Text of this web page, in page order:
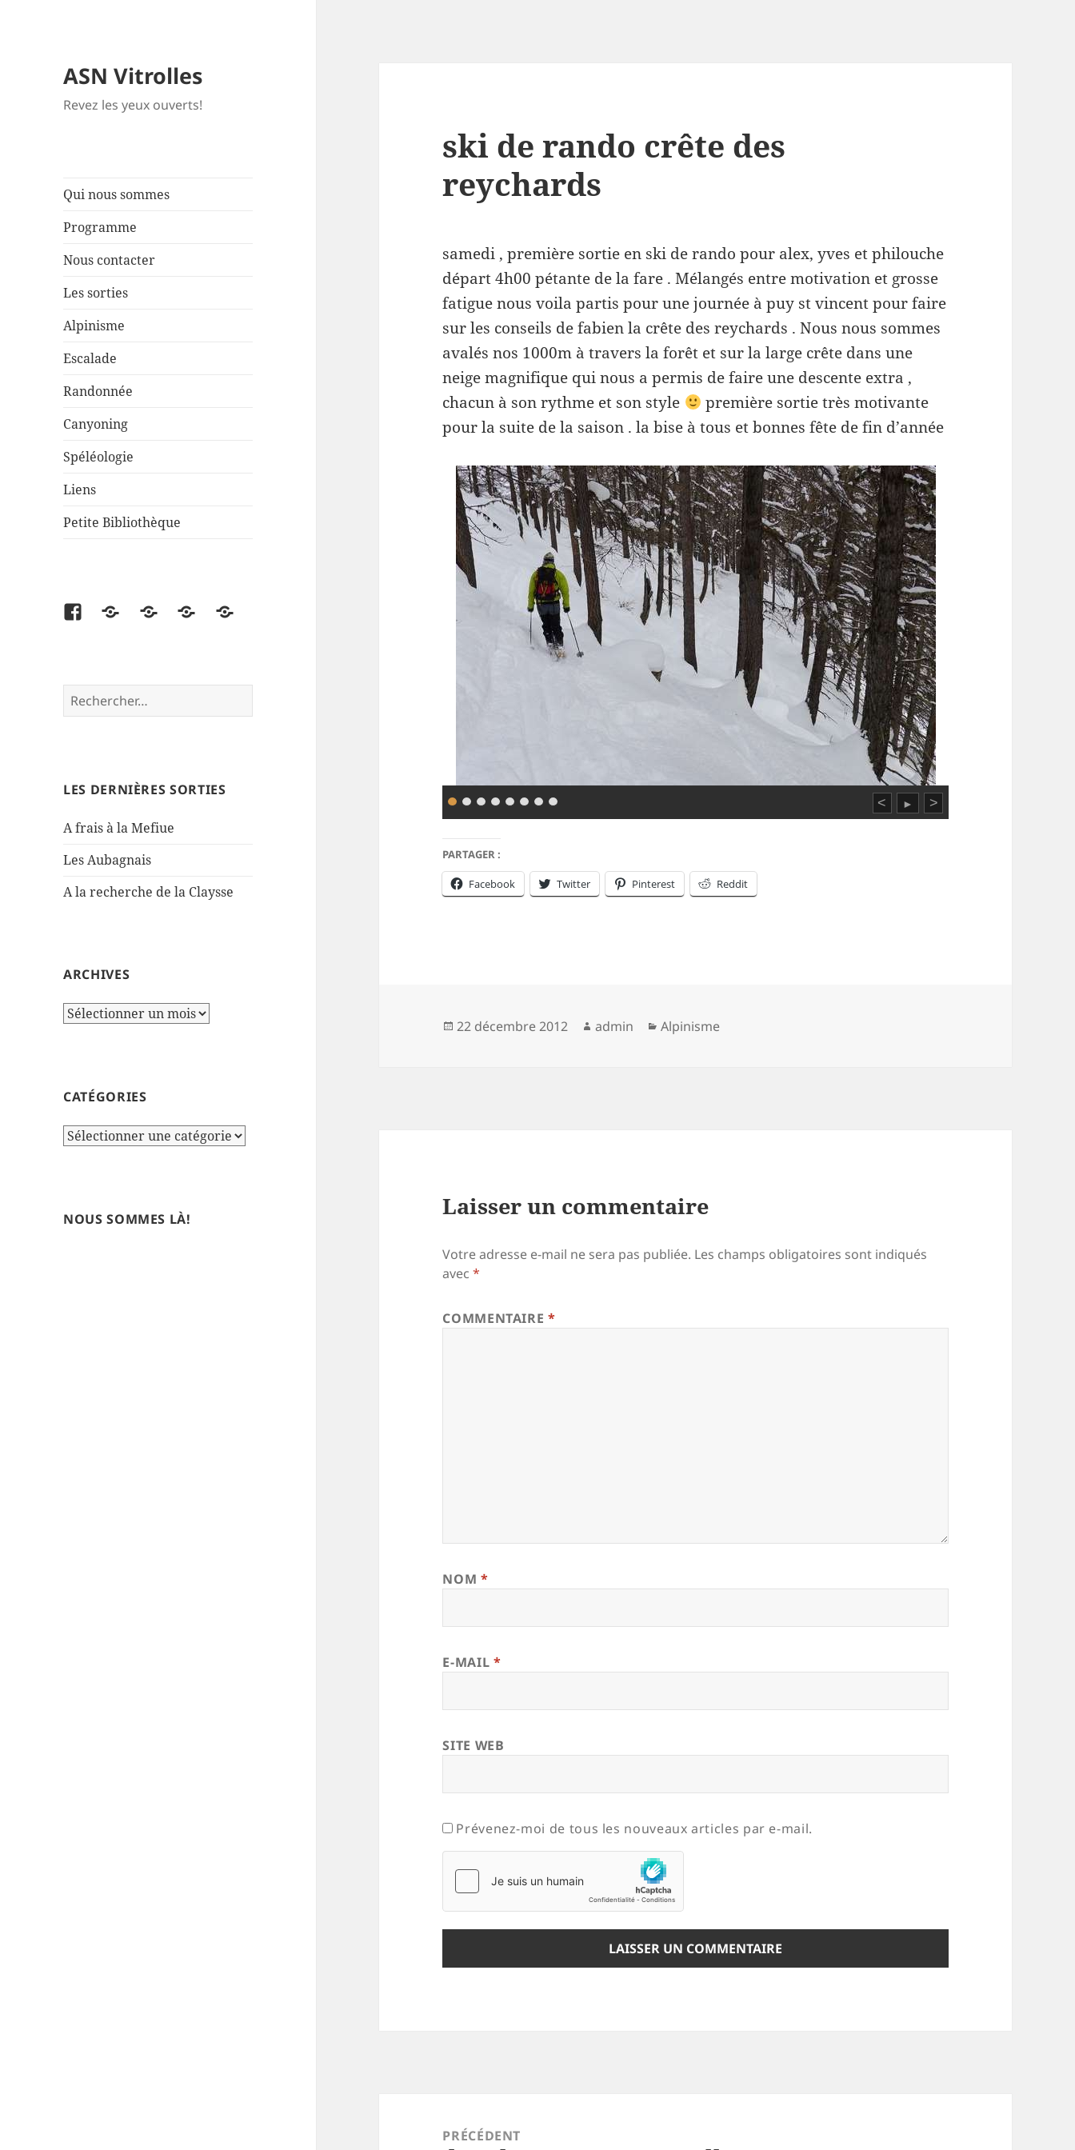
ASN Vitrolles
Revez les yeux ouverts!
Qui nous sommes
Programme
Nous contacter
Les sorties
Alpinisme
Escalade
Randonnée
Canyoning
Spéléologie
Liens
Petite Bibliothèque
FacebookPartenaire
Liens CartesPetite
Rechercher :
LES DERNIÈRES SORTIES
A frais à la Mefiue
Les Aubagnais
A la recherche de la Claysse
ARCHIVES
Archives
CATÉGORIES
Catégories
NOUS SOMMES LÀ!
ski de rando crête des
reychards
samedi , première sortie en ski de rando pour alex, yves et philouche
départ 4h00 pétante de la fare . Mélangés entre motivation et grosse
fatigue nous voila partis pour une journée à puy st vincent pour faire
sur les conseils de fabien la crête des reychards . Nous nous sommes
avalés nos 1000m à travers la forêt et sur la large crête dans une
neige magnifique qui nous a permis de faire une descente extra ,
chacun à son rythme et son style
première sortie très motivante
pour la suite de la saison . la bise à tous et bonnes fête de fin d’année
< ► >
PARTAGER :
Facebook Twitter Pinterest Reddit
Publié
22 décembre 2012 Auteur
admin Catégories
Alpinisme
Laisser un commentaire
Votre adresse e-mail ne sera pas publiée. Les champs obligatoires sont indiqués
avec*
COMMENTAIRE*
NOM *
E-MAIL *
SITE WEB
Prévenez-moi de tous les nouveaux articles par e-mail.
PRÉCÉDENT